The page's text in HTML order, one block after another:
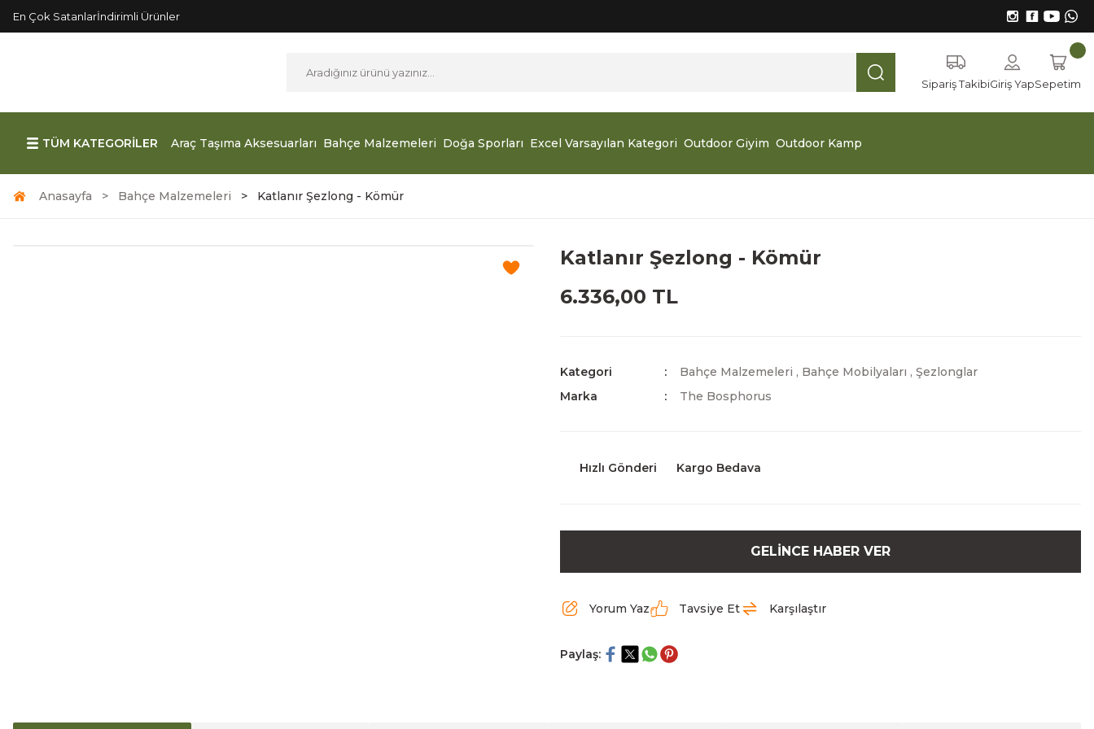
En Çok Satanlarİndirimli Ürünler
Sipariş TakibiGiriş YapSepetim
TÜM KATEGORİLER Araç Taşıma Aksesuarları Bahçe Malzemeleri Doğa Sporları Excel Varsayılan Kategori Outdoor Giyim Outdoor Kamp
Anasayfa Bahçe Malzemeleri Katlanır Şezlong - Kömür
Katlanır Şezlong - Kömür
6.336,00 TL
Kategori Bahçe Malzemeleri , Bahçe Mobilyaları , Şezlonglar
Marka
The Bosphorus
Hızlı Gönderi Kargo Bedava
GELİNCE HABER VER
Yorum Yaz Tavsiye Et Karşılaştır
Paylaş: